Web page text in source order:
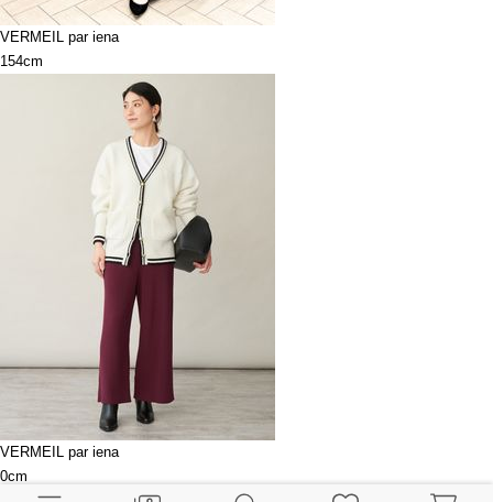
VERMEIL par iena
154cm
VERMEIL par iena
0cm